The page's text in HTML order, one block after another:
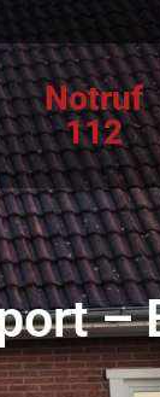
Notruf
112
–